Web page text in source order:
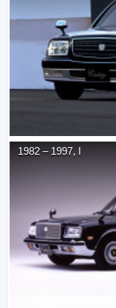
1982 – 1997, I